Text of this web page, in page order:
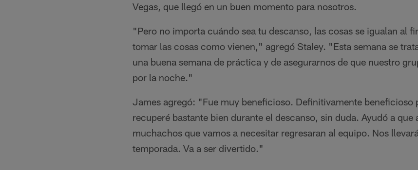
Vegas, que llegó en un buen momento para nosotros.
"Pero no importa cuándo sea tu descanso, las cosas se igualan al
tomar las cosas como vienen," agregó Staley. "Esta semana se
una buena semana de práctica y de asegurarnos de que nuestro
por la noche."
James agregó: "Fue muy beneficioso. Definitivamente beneficioso
recuperé bastante bien durante el descanso, sin duda. Ayudó a que
muchachos que vamos a necesitar regresaran al equipo. Nos
temporada. Va a ser divertido."